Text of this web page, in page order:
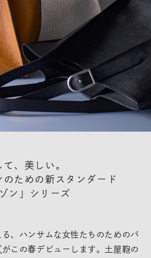
、美しい。
ための新スタンダード
ン」シリーズ
、ハンサムな女性たちのためのバ
がこの春デビューします。土屋鞄の